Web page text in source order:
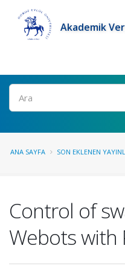
Akademik
Ara
ANA SAYFA SON EKLENEN
Control of
Webots with